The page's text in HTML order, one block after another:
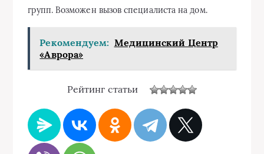
групп. Возможен вызов специалиста на дом.
Рекомендуем: Медицинский Центр
«Аврора»
Рейтинг статьи